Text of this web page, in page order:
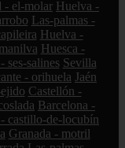
- el-molar Huelva -
Las-palmas -
Huelva -
Huesca -
ses-salines Sevilla
- orihuela Jaén
Castellón -
Barcelona -
- castillo-de-locubín
Granada - motril